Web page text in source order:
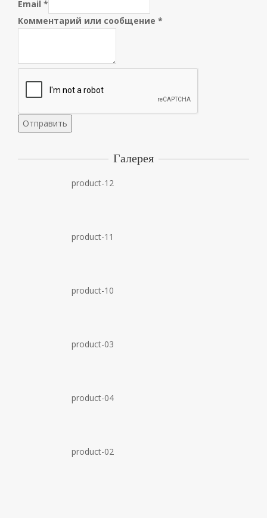
Email *
Комментарий или сообщение *
Отправить
Галерея
product-12
product-11
product-10
product-03
product-04
product-02